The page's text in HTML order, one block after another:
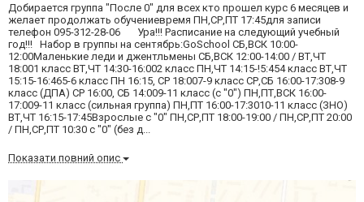
Добирается группа "После 0" для всех кто прошел курс 6 месяцев и
желает продолжать обучениевремя ПН,СР,ПТ 17:45для записи
телефон 095-312-28-06 Ура!!! Расписание на следующий учебный
год!!! Набор в группы на сентябрь:GoSchool СБ,ВСК 10:00-
12:00Маленькие леди и джентльмены СБ,ВСК 12:00-14:00 / ВТ,ЧТ
18:001 класс ВТ,ЧТ 14:30-16:002 класс ПН,ЧТ 14:15-!5:454 класс ВТ,ЧТ
15:15-16:465-6 класс ПН 16:15, СР 18:007-9 класс СР,СБ 16:00-17:308-9
класс (ДПА) СР 16:00, СБ 14:009-11 класс (с "0") ПН,ПТ,ВСК 16:00-
17:009-11 класс (сильная группа) ПН,ПТ 16:00-17:3010-11 класс (ЗНО)
ВТ,ЧТ 16:15-17:45Взрослые с "0" ПН,СР,ПТ 18:00-19:00 / ПН,СР,ПТ 20:00
/ ПН,СР,ПТ 10:30 с "0" (без д...
Показати повний опис